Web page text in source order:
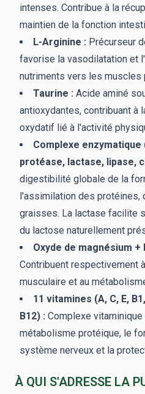
intenses. Contribue à la
maintien de la fonction
L-Arginine : Précurseur
favorise la vasodilatation et
nutriments vers les muscles
Taurine : Acide aminé
antioxydantes, contribuant à
oxydatif lié à l'activité
Complexe enzymatique
protéase, lactase, lipase,
digestibilité globale de la
l'assimilation des protéines,
graisses. La lactase facilite
du lactose naturellement
Oxyde de magnésium
Contribuent respectivement
musculaire et au
11 vitamines (A, C, E,
B12) : Complexe
métabolisme protéique, le
système nerveux et la
À QUI S'ADRESSE LA